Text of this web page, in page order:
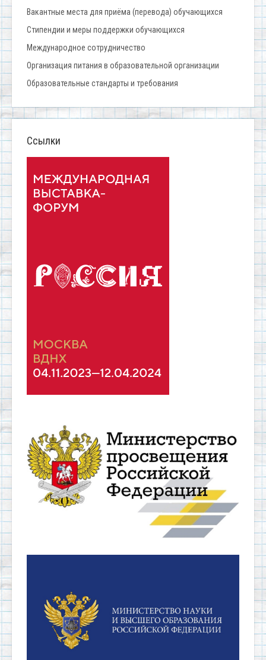
Вакантные места для приёма (перевода) обучающихся
Стипендии и меры поддержки обучающихся
Международное сотрудничество
Организация питания в образовательной организации
Образовательные стандарты и требования
Ссылки